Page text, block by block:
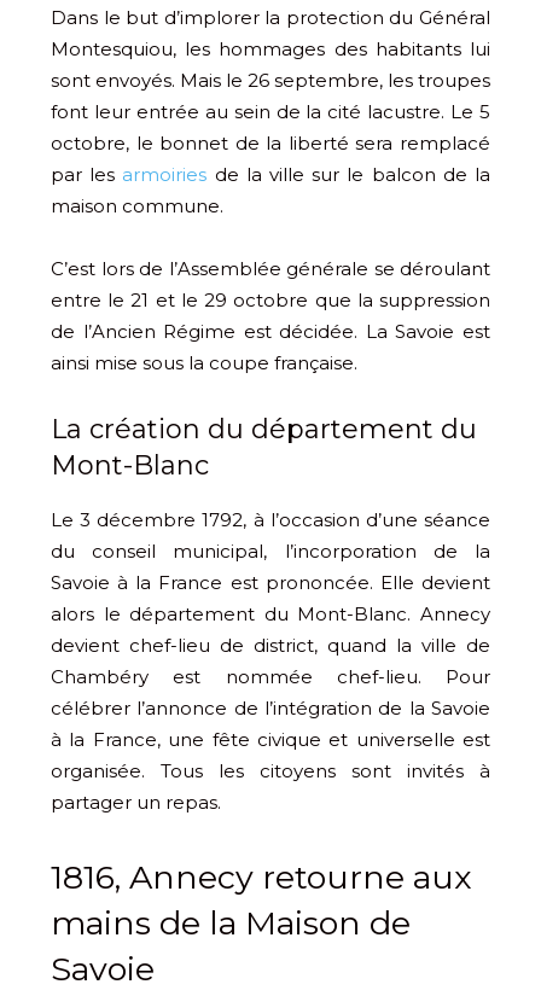
Dans le but d’implorer la protection du Général
Montesquiou, les hommages des habitants lui
sont envoyés. Mais le 26 septembre, les troupes
font leur entrée au sein de la cité lacustre. Le 5
octobre, le bonnet de la liberté sera remplacé
par les armoiries de la ville sur le balcon de la
maison commune.
C’est lors de l’Assemblée générale se déroulant
entre le 21 et le 29 octobre que la suppression
de l’Ancien Régime est décidée. La Savoie est
ainsi mise sous la coupe française.
La création du département du
Mont-Blanc
Le 3 décembre 1792, à l’occasion d’une séance
du conseil municipal, l’incorporation de la
Savoie à la France est prononcée. Elle devient
alors le département du Mont-Blanc. Annecy
devient chef-lieu de district, quand la ville de
Chambéry est nommée chef-lieu. Pour
célébrer l’annonce de l’intégration de la Savoie
à la France, une fête civique et universelle est
organisée. Tous les citoyens sont invités à
partager un repas.
1816, Annecy retourne aux
mains de la Maison de
Savoie